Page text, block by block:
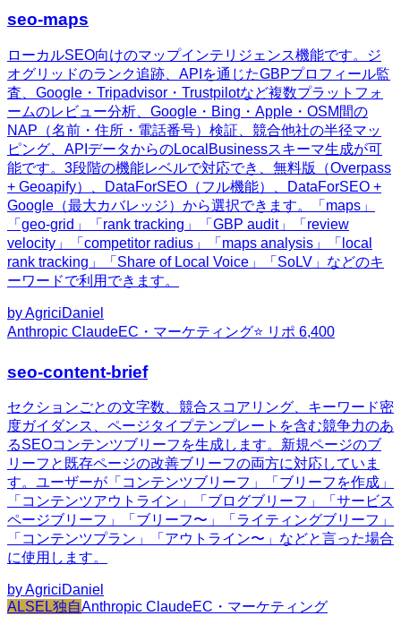
seo-maps
ローカルSEO向けのマップインテリジェンス機能です。ジ
オグリッドのランク追跡、APIを通じたGBPプロフィール監
査、Google・Tripadvisor・Trustpilotなど複数プラットフォ
ームのレビュー分析、Google・Bing・Apple・OSM間の
NAP（名前・住所・電話番号）検証、競合他社の半径マッ
ピング、APIデータからのLocalBusinessスキーマ生成が可
能です。3段階の機能レベルで対応でき、無料版（Overpass
+ Geoapify）、DataForSEO（フル機能）、DataForSEO +
Google（最大カバレッジ）から選択できます。「maps」
「geo-grid」「rank tracking」「GBP audit」「review
velocity」「competitor radius」「maps analysis」「local
rank tracking」「Share of Local Voice」「SoLV」などのキ
ーワードで利用できます。
byAgriciDaniel
Anthropic ClaudeEC・マーケティング⭐ リポ 6,400
seo-content-brief
セクションごとの文字数、競合スコアリング、キーワード密
度ガイダンス、ページタイプテンプレートを含む競争力のあ
るSEOコンテンツブリーフを生成します。新規ページのブ
リーフと既存ページの改善ブリーフの両方に対応していま
す。ユーザーが「コンテンツブリーフ」「ブリーフを作成」
「コンテンツアウトライン」「ブログブリーフ」「サービス
ページブリーフ」「ブリーフ〜」「ライティングブリーフ」
「コンテンツプラン」「アウトライン〜」などと言った場合
に使用します。
byAgriciDaniel
ALSEL独自Anthropic ClaudeEC・マーケティング